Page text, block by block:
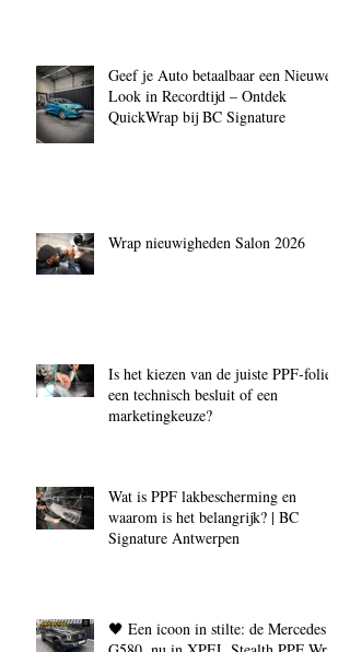
Geef je Auto betaalbaar een Nieuwe
Look in Recordtijd – Ontdek
QuickWrap bij BC Signature
Wrap nieuwigheden Salon 2026
Is het kiezen van de juiste PPF‑folie
een technisch besluit of een
marketingkeuze?
Wat is PPF lakbescherming en
waarom is het belangrijk? | BC
Signature Antwerpen
🖤 Een icoon in stilte: de Mercedes